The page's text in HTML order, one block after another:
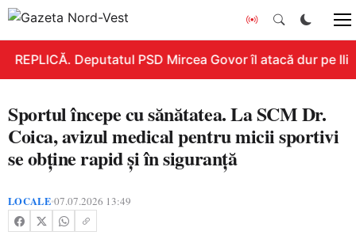
REPLICĂ. Deputatul PSD Mircea Govor îl atacă dur pe
Sportul începe cu sănătatea. La SCM Dr.
Coica, avizul medical pentru micii sportivi
se obține rapid și în siguranță
LOCALE•07.07.2026 13:49